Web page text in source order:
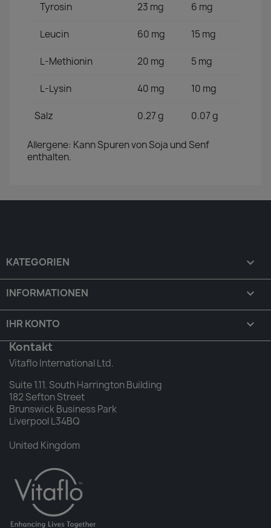
Tyrosin 23 mg 6 mg
Leucin 60 mg 15 mg
L-Methionin 20 mg 5 mg
L-Lysin 40 mg 10 mg
Salz 0.27 g 0.07 g
Allergene: Kann Spuren von Soja und Senf
enthalten.
KATEGORIEN 
INFORMATIONEN 
IHR KONTO 
Kontakt
Vitaflo International Ltd.
Suite 1.11. South Harrington Building
182 Sefton Street
Brunswick Business Park
Liverpool L34BQ
United Kingdom